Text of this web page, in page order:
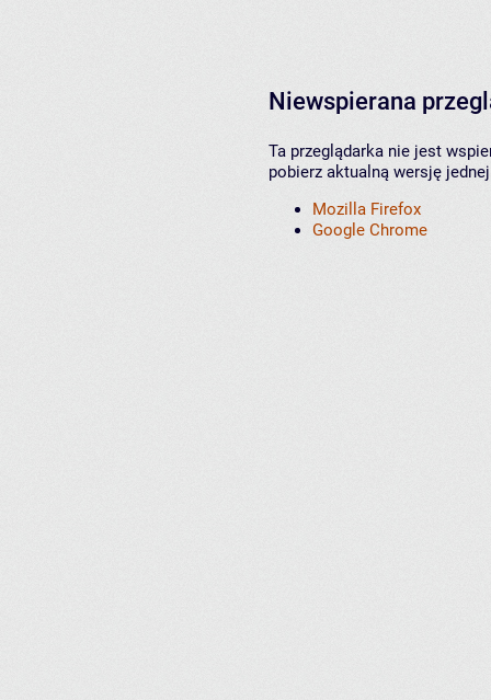
Niewspierana
Ta przeglądarka nie jest
pobierz aktualną wersję
Mozilla Firefox
Google Chrome